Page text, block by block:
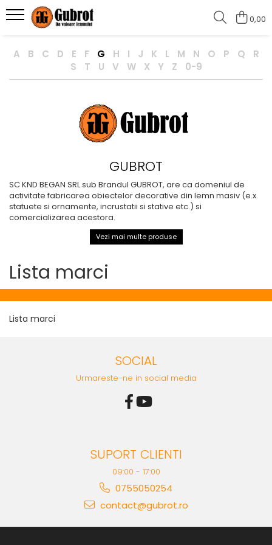
Mobilier parametric
Oglinzi decorative
0,00
A B C D E F G H I J K L M N O P Q
R
S
T U V W X Y Z 0-9
GUBROT
SC KND BEGAN SRL sub Brandul GUBROT, are ca domeniul de
activitate fabricarea obiectelor decorative din lemn masiv (e.x.
statuete si ornamente, incrustatii si stative etc.) si
comercializarea acestora.
Vezi mai multe produse
Lista marci
Lista marci
SOCIAL
Urmareste-ne in social media
SUPORT CLIENTI
09:00 - 17:00
0755050254
contact@gubrot.ro